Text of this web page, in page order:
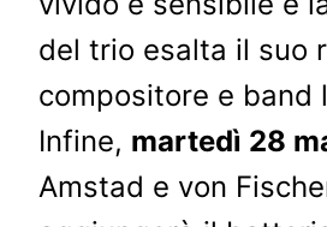
del trio esalta il suo
compositore e band
Infine, martedì 28
Amstad e von